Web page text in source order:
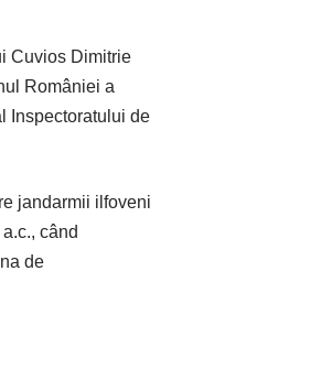
Cuvios Dimitrie
României a
Inspectoratului de
jandarmii ilfoveni
când
de